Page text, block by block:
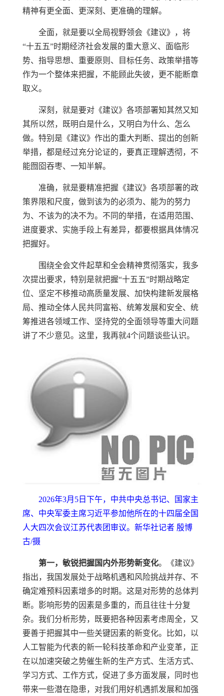
精神有更全面、更深刻、更准确的理解。
全面，就是要以全局视野领会《建议》，将
“十五五”时期经济社会发展的重大意义、面临形
势、指导思想、重要原则、目标任务、政策举措等
作为一个整体来把握，不能顾此失彼，更不能断章
取义。
深刻，就是要对《建议》各项部署知其然又知
其所以然，既明白是什么，又明白为什么、怎么
做。特别是《建议》作出的重大判断、提出的创新
举措，都是经过充分论证的，要真正理解透彻，不
能囫囵吞枣、一知半解。
准确，就是要精准把握《建议》各项部署的政
策界限和尺度，做到该为的必须为、能为的努力
为、不该为的决不为。不同的举措，在适用范围、
进度要求、实施手段上有差异，都要根据具体情况
把握好。
围绕全会文件起草和全会精神贯彻落实，我多
次提出要求，特别是就把握“十五五”时期战略定
位、坚定不移推动高质量发展、加快构建新发展格
局、推动全体人民共同富裕、统筹发展和安全、统
筹推进各领域工作、坚持党的全面领导等重大问题
讲了不少意见。这里，我再就4个问题谈些认识。
2026年3月5日下午，中共中央总书记、国家主
席、中央军委主席习近平参加他所在的十四届全国
人大四次会议江苏代表团审议。新华社记者 殷博
古/摄
第一，敏锐把握国内外形势新变化。《建议》
指出，我国发展处于战略机遇和风险挑战并存、不
确定难预料因素增多的时期。这是对形势的总体判
断。影响形势的因素是多重的，而且往往十分复
杂。我们分析形势，既要把各种因素考虑周全，又
要善于把握其中一些关键因素的新变化。比如，以
人工智能为代表的新一轮科技革命和产业变革，正
在以加速突破之势催生新的生产方式、生活方式、
学习方式、工作方式，促进了多方面发展，同时也
带来一些潜在隐患，对我们用好机遇抓发展和加强